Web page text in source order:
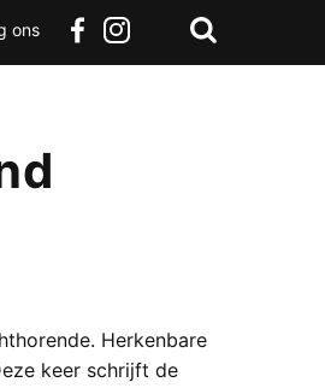
ons
Herkenbare
keer schrijft de
Zoeken
Terug